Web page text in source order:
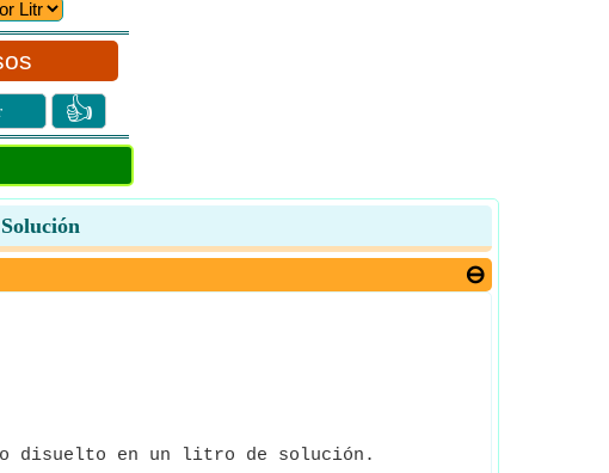
👍
disuelto en un litro de solución.